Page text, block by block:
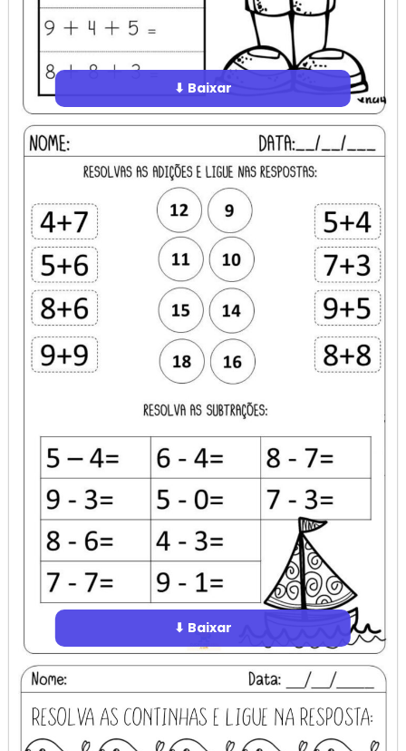
⬇ Baixar
⬇ Baixar